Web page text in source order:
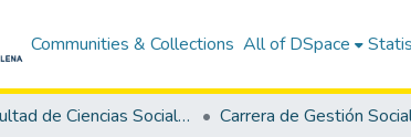
Communities & Collections All of DSpace
Facultad de Ciencias Sociales y de la Salud